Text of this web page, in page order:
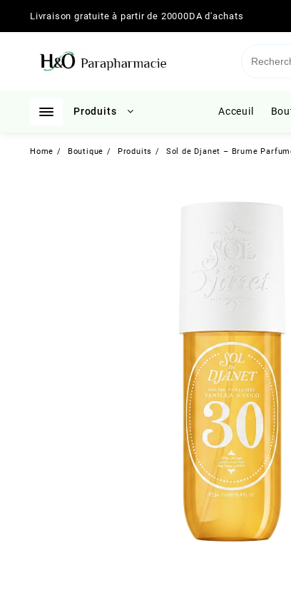
Livraison gratuite à partir de 20000DA d'achats
Produits Acceuil
Home Boutique Produits Sol de Djanet – Brume